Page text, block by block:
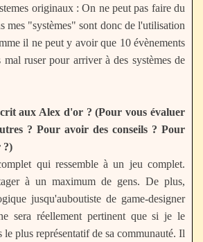
mes "systèmes" sont donc de l'utilisation
il ne peut y avoir que 10 évènements
ruser pour arriver à des systèmes de
aux Alex d'or ? (Pour vous évaluer
? Pour avoir des conseils ? Pour
?)
qui ressemble à un jeu complet.
à un maximum de gens. De plus,
jusqu'auboutiste de game-designer
sera réellement pertinent que si je le
le plus représentatif de sa communauté. Il